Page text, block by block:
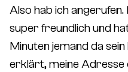
Also hab ich
super freundlich und
Minuten jemand da sein
erklärt, meine Adresse